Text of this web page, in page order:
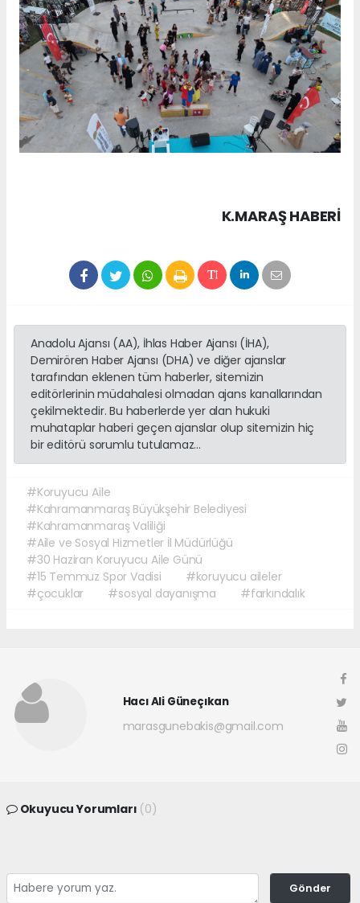
K.MARAŞ HABERİ
Anadolu Ajansı (AA), İhlas Haber Ajansı (İHA),
Demirören Haber Ajansı (DHA) ve diğer ajanslar
tarafından eklenen tüm haberler, sitemizin
editörlerinin müdahalesi olmadan ajans kanallarından
çekilmektedir. Bu haberlerde yer alan hukuki
muhataplar haberi geçen ajanslar olup sitemizin hiç
bir editörü sorumlu tutulamaz...
#Koruyucu Aile
#Kahramanmaraş Büyükşehir Belediyesi
#Kahramanmaraş Valiliği
#Aile ve Sosyal Hizmetler İl Müdürlüğü
#30 Haziran Koruyucu Aile Günü
#15 Temmuz Spor Vadisi
#koruyucu aileler
#çocuklar
#sosyal dayanışma #farkındalık
Hacı Ali Güneçıkan
marasgunebakis@gmail.com
Okuyucu Yorumları (0)
Gönder